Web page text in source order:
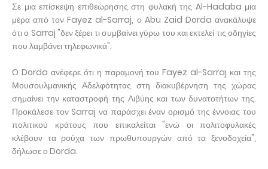
Σε μια επίσκεψη επιθεώρησης στη φυλακή της Al-Hadaba μια
μέρα από τον Fayez al-Sarraj, ο Abu Zaid Dorda ανακάλυψε
ότι ο Sarraj "δεν ξέρει τι συμβαίνει γύρω του και εκτελεί τις οδηγίες
που λαμβάνει τηλεφωνικά".
Ο Dorda ανέφερε ότι η παραμονή του Fayez al-Sarraj και της
Μουσουλμανικής Αδελφότητας στη διακυβέρνηση της χώρας
σημαίνει την καταστροφή της Λιβύης και των δυνατοτήτων της.
Προκάλεσε τον Sarraj να παράσχει έναν ορισμό της έννοιας του
πολιτικού κράτους που επικαλείται "ενώ οι πολιτοφυλακές
κλέβουν τα ρούχα των πρωθυπουργών από τα ξενοδοχεία",
δήλωσε ο Dorda.